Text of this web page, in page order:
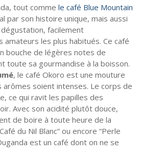
tout comme le café Blue Mountain
par son histoire unique, mais aussi
facilement
amateurs les plus habitués. Ce café
bouche de légères notes de
toute sa gourmandise à la boisson.
, le café Okoro est une mouture
arômes soient intenses. Le corps de
ce qui ravit les papilles des
Avec son acidité plutôt douce,
de boire à toute heure de la
du Nil Blanc” ou encore “Perle
est un café dont on ne se